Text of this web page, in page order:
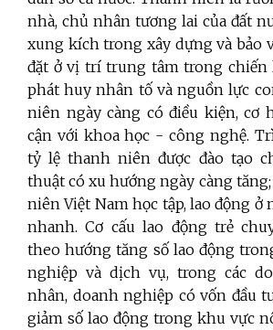
nhà, chủ nhân tương lai của đất
xung kích trong xây dựng và bảo
đặt ở vị trí trung tâm trong chiến
phát huy nhân tố và nguồn lực
niên ngày càng có điều kiện, cơ
cận với khoa học - công nghệ.
tỷ lệ thanh niên được đào tạo
thuật có xu hướng ngày càng
niên Việt Nam học tập, lao động ở
nhanh. Cơ cấu lao động trẻ
theo hướng tăng số lao động
nghiệp và dịch vụ, trong các
nhân, doanh nghiệp có vốn đầu
giảm số lao động trong khu vực